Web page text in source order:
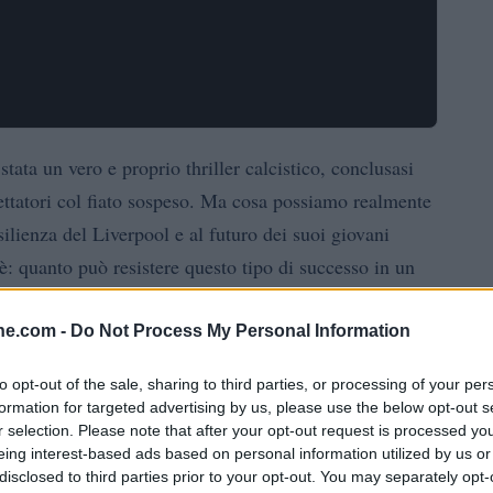
- Do Not Process My Personal Information
opt-out of the sale, sharing to third parties, or processing of your
for targeted advertising by us, please use the below opt-out
selection. Please note that after your opt-out request is processed
interest-based ads based on personal information utilized by us
to third parties prior to your opt-out. You may separately
un vero e proprio thriller calcistico, conclusasi
col fiato sospeso. Ma cosa possiamo realmente
del Liverpool e al futuro dei suoi giovani
quanto può resistere questo tipo di successo in un
della prestazione
portandosi subito in vantaggio di 2-0 grazie a
Hugo Ekitike. Tuttavia, il match ha preso una piega
di Anthony Gordon, è riuscito a riaprire i